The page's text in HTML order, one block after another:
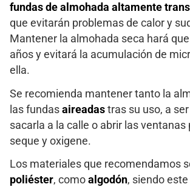
fundas de almohada altamente
que evitarán problemas de calor y
Mantener la almohada seca hará
años y evitará la acumulación de
ella.
Se recomienda mantener tanto la
las fundas aireadas tras su uso, a
sacarla a la calle o abrir las ventanas
seque y oxigene.
Los materiales que recomendamos
poliéster, como algodón, siendo